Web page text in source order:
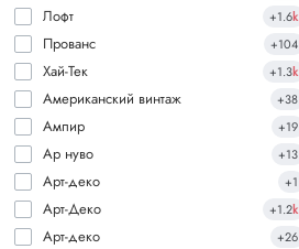
Лофт +1.6k
Прованс +104
Хай-Тек +1.3k
Американский винтаж +38
Ампир +19
Ар нуво +13
Арт-деко +1
Арт-Деко +1.2k
Арт-деко +26